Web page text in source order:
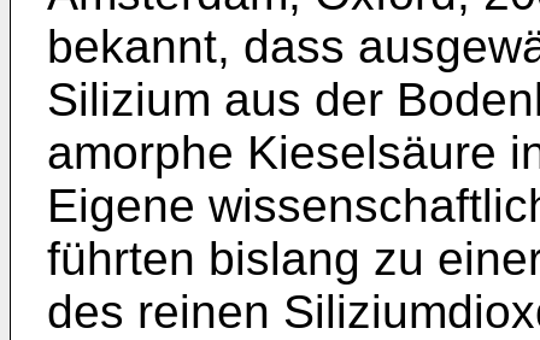
bekannt, dass
Silizium aus der
amorphe Kieselsäure
Eigene
führten bislang zu
des reinen